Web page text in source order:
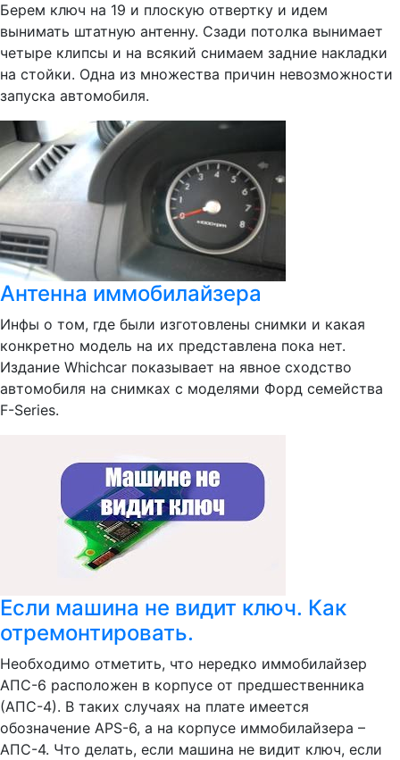
Берем ключ на 19 и плоскую отвертку и идем
вынимать штатную антенну. Сзади потолка вынимает
четыре клипсы и на всякий снимаем задние накладки
на стойки. Одна из множества причин невозможности
запуска автомобиля.
Антенна иммобилайзера
Инфы о том, где были изготовлены снимки и какая
конкретно модель на их представлена пока нет.
Издание Whichcar показывает на явное сходство
автомобиля на снимках с моделями Форд семейства
F-Series.
Если машина не видит ключ. Как
отремонтировать.
Необходимо отметить, что нередко иммобилайзер
АПС-6 расположен в корпусе от предшественника
(АПС-4). В таких случаях на плате имеется
обозначение APS-6, а на корпусе иммобилайзера –
АПС-4. Что делать, если машина не видит ключ, если